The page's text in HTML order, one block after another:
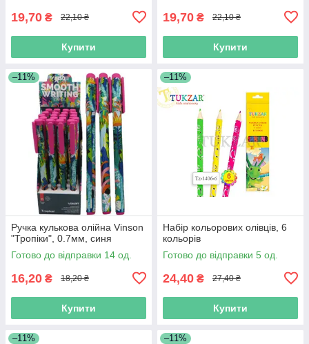
19,70 ₴ 22,10 ₴
Купити
19,70 ₴ 22,10 ₴
Купити
–11%
Ручка кулькова олійна Vinson
"Тропіки", 0.7мм, синя
Готово до відправки 14 од.
16,20 ₴ 18,20 ₴
Купити
–11%
Набір кольорових олівців, 6
кольорів
Готово до відправки 5 од.
24,40 ₴ 27,40 ₴
Купити
–11% –11%